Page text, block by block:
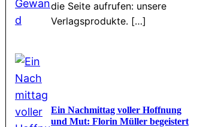
die Seite aufrufen: unsere
Verlagsprodukte. […]
Ein Nachmittag voller Hoffnung
und Mut: Florin Müller begeistert